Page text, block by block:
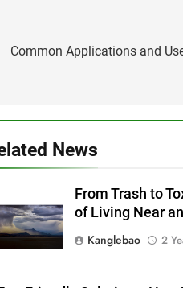
navigation
Common Applications and
News
From Trash to
of Living Near
Kanglebao
2